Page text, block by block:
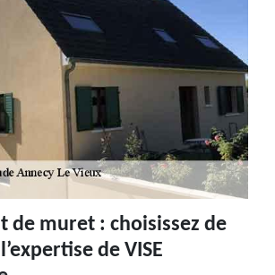
de muret : choisissez de
de VISE